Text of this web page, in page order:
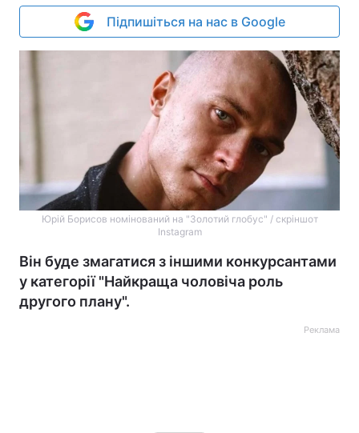
Підпишіться на нас в Google
Юрій Борисов номінований на "Золотий глобус" / скріншот
Instagram
Він буде змагатися з іншими конкурсантами
у категорії "Найкраща чоловіча роль
другого плану".
Реклама